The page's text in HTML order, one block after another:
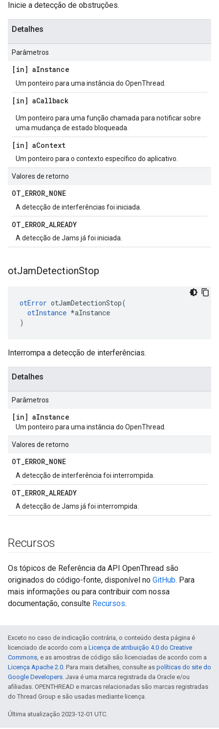
Inicie a detecção de obstruções.
Detalhes
Parâmetros
[in] aInstance
Um ponteiro para uma instância do OpenThread.
[in] aCallback
Um ponteiro para uma função chamada para notificar sobre
uma mudança de estado bloqueada.
[in] aContext
Um ponteiro para o contexto específico do aplicativo.
Valores de retorno
OT_ERROR_NONE
A detecção de interferências foi iniciada.
OT_ERROR_ALREADY
A detecção de Jams já foi iniciada.
otJamDetectionStop
otError otJamDetectionStop(
otInstance *aInstance
)
Interrompa a detecção de interferências.
Detalhes
Parâmetros
[in] aInstance
Um ponteiro para uma instância do OpenThread.
Valores de retorno
OT_ERROR_NONE
A detecção de interferência foi interrompida.
OT_ERROR_ALREADY
A detecção de Jams já foi interrompida.
Recursos
Os tópicos de Referência da API OpenThread são
originados do código-fonte, disponível no GitHub. Para
mais informações ou para contribuir com nossa
documentação, consulte Recursos.
Exceto no caso de indicação contrária, o conteúdo desta página é
licenciado de acordo com a Licença de atribuição 4.0 do Creative
Commons, e as amostras de código são licenciadas de acordo com a
Licença Apache 2.0. Para mais detalhes, consulte as políticas do site do
Google Developers. Java é uma marca registrada da Oracle e/ou
afiliadas. OPENTHREAD e marcas relacionadas são marcas registradas
do Thread Group e são usadas mediante licença.
Última atualização 2023-12-01 UTC.